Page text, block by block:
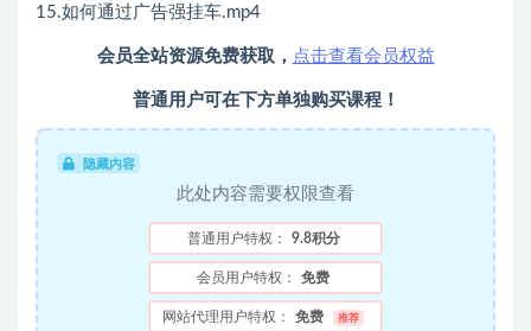
15.如何通过广告强挂车.mp4
会员全站资源免费获取， 点击查看会员权益
普通用户可在下方单独购买课程！
隐藏内容
此处内容需要权限查看
普通用户特权： 9.8积分
会员用户特权： 免费
网站代理用户特权： 免费 推荐